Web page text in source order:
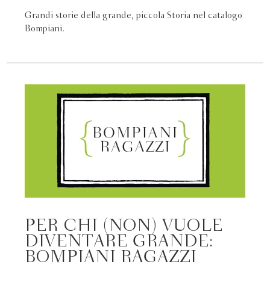
Grandi storie della grande, piccola Storia nel catalogo
Bompiani.
PER CHI (NON) VUOLE
DIVENTARE GRANDE:
BOMPIANI RAGAZZI